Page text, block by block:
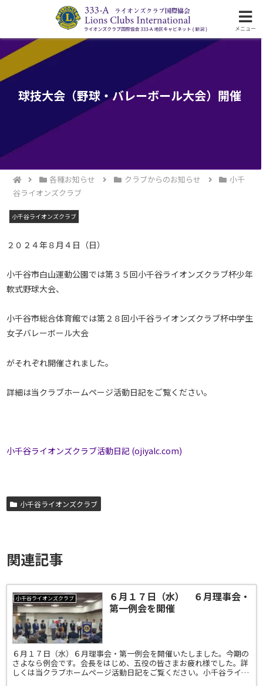
ライオンズクラブ国際協会333-A地区の活動
球技大会（野球・バレーボール大会）開催
各種お知らせ クラブからのお知らせ
小千
谷ライオンズクラブ
小千谷ライオンズクラブ
２０２４年８月４日（日）
小千谷市白山運動公園では第３５回小千谷ライオンズクラブ杯少年
軟式野球大会、
小千谷市総合体育館では第２８回小千谷ライオンズクラブ杯中学生
女子バレーボール大会
がそれぞれ開催されました。
詳細は当クラブホームページ活動日記をご覧ください。
小千谷ライオンズクラブ活動日記 (ojiyalc.com)
小千谷ライオンズクラブ
関連記事
小千谷ライオンズクラブ
６月１７日（水） ６月理事会・
第一例会を開催
６月１７日（水）６月理事会・第一例会を開催いたしました。今期の
さよなら例会です。会長をはじめ、五役の皆さまお疲れ様でした。詳
しくは当クラブホームページ活動日記をご覧ください。小千谷ライオ
メニュー